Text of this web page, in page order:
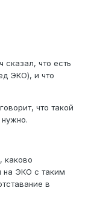
сказал, что есть
ЭКО), и что
что такой
каково
на ЭКО с таким
в